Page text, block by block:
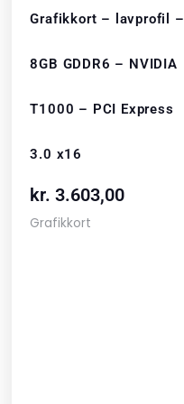
Grafikkort – lavprofil –
8GB GDDR6 – NVIDIA
T1000 – PCI Express
3.0 x16
kr. 3.603,00
Grafikkort